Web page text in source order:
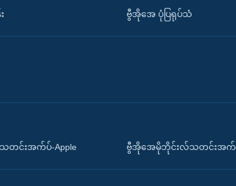
ဗွီအိုအေ ပုံပြရုပ်သံ
င်းအက်ပ်-Apple ဗွီအိုအေမိုဘိုင်းလ်သတင်းအက်ပ်